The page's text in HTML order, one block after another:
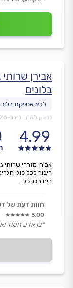
אבירן
בלונים
נבדק לאחרונה ב-
4.99
אבירן מזרחי
חיבור לכל סוגי
מים בגז, כל...
חוות דעת של
5.00
״בן אדם חמוד